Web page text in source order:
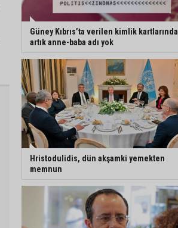
Güney Kıbrıs’ta verilen kimlik kartlarında
artık anne-baba adı yok
Hristodulidis, dün akşamki yemekten
memnun